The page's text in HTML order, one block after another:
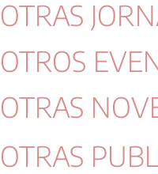
OTRAS
OTROS
OTRAS
OTRAS